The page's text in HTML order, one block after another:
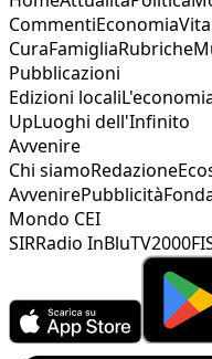
CommentiEconomia
CuraFamigliaRubriche
Pubblicazioni
Edizioni locali
UpLuoghi dell'Infinito
Avvenire
Chi siamoRedazione
AvvenirePubblicità
Mondo CEI
SIRRadio InBluTV2000